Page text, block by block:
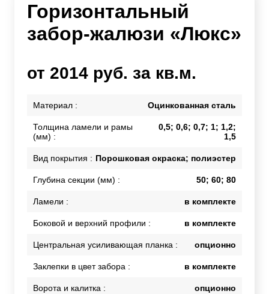
Горизонтальный
забор-жалюзи «Люкс»
от 2014 руб. за кв.м.
Материал : Оцинкованная сталь
Толщина ламели и рамы
(мм) :
0,5; 0,6; 0,7; 1; 1,2;
1,5
Вид покрытия : Порошковая окраска; полиэстер
Глубина секции (мм) : 50; 60; 80
Ламели : в комплекте
Боковой и верхний профили : в комплекте
Центральная усиливающая планка : опционно
Заклепки в цвет забора : в комплекте
Ворота и калитка : опционно